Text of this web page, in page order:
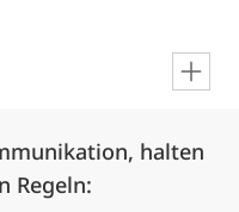
halten
Regeln: